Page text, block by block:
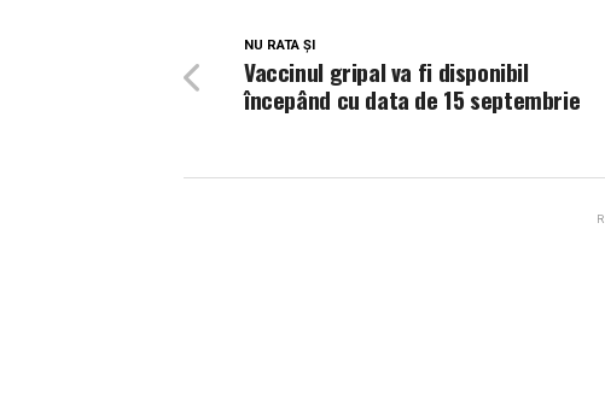
NU RATA ȘI
Vaccinul gripal va fi disponibil
începând cu data de 15 septembrie